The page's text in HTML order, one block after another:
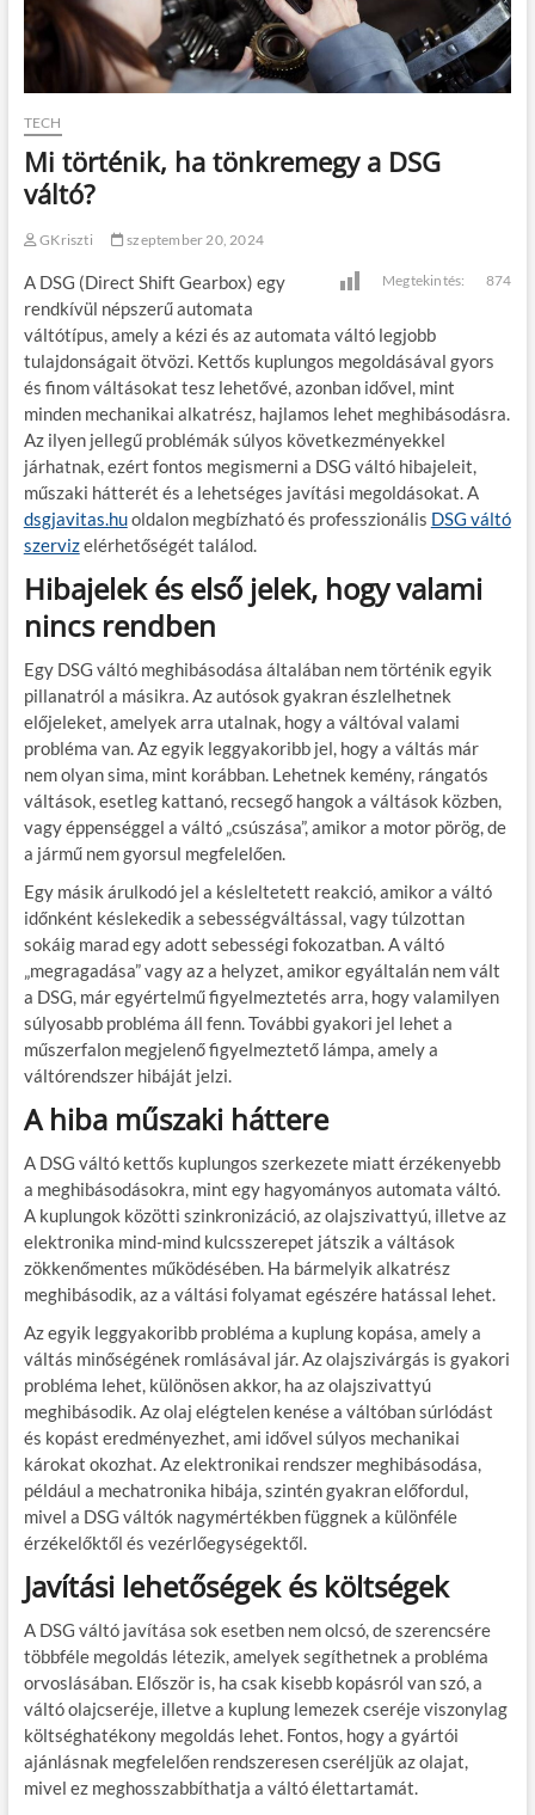
TECH
Mi történik, ha tönkremegy a DSG
váltó?
GKriszti szeptember 20, 2024
Megtekintés: 874
A DSG (Direct Shift Gearbox) egy
rendkívül népszerű automata
váltótípus, amely a kézi és az automata váltó legjobb
tulajdonságait ötvözi. Kettős kuplungos megoldásával gyors
és finom váltásokat tesz lehetővé, azonban idővel, mint
minden mechanikai alkatrész, hajlamos lehet meghibásodásra.
Az ilyen jellegű problémák súlyos következményekkel
járhatnak, ezért fontos megismerni a DSG váltó hibajeleit,
műszaki hátterét és a lehetséges javítási megoldásokat. A
dsgjavitas.huoldalon megbízható és professzionális DSG váltó
szervizelérhetőségét találod.
Hibajelek és első jelek, hogy valami
nincs rendben
Egy DSG váltó meghibásodása általában nem történik egyik
pillanatról a másikra. Az autósok gyakran észlelhetnek
előjeleket, amelyek arra utalnak, hogy a váltóval valami
probléma van. Az egyik leggyakoribb jel, hogy a váltás már
nem olyan sima, mint korábban. Lehetnek kemény, rángatós
váltások, esetleg kattanó, recsegő hangok a váltások közben,
vagy éppenséggel a váltó „csúszása”, amikor a motor pörög, de
a jármű nem gyorsul megfelelően.
Egy másik árulkodó jel a késleltetett reakció, amikor a váltó
időnként késlekedik a sebességváltással, vagy túlzottan
sokáig marad egy adott sebességi fokozatban. A váltó
„megragadása” vagy az a helyzet, amikor egyáltalán nem vált
a DSG, már egyértelmű figyelmeztetés arra, hogy valamilyen
súlyosabb probléma áll fenn. További gyakori jel lehet a
műszerfalon megjelenő figyelmeztető lámpa, amely a
váltórendszer hibáját jelzi.
A hiba műszaki háttere
A DSG váltó kettős kuplungos szerkezete miatt érzékenyebb
a meghibásodásokra, mint egy hagyományos automata váltó.
A kuplungok közötti szinkronizáció, az olajszivattyú, illetve az
elektronika mind-mind kulcsszerepet játszik a váltások
zökkenőmentes működésében. Ha bármelyik alkatrész
meghibásodik, az a váltási folyamat egészére hatással lehet.
Az egyik leggyakoribb probléma a kuplung kopása, amely a
váltás minőségének romlásával jár. Az olajszivárgás is gyakori
probléma lehet, különösen akkor, ha az olajszivattyú
meghibásodik. Az olaj elégtelen kenése a váltóban súrlódást
és kopást eredményezhet, ami idővel súlyos mechanikai
károkat okozhat. Az elektronikai rendszer meghibásodása,
például a mechatronika hibája, szintén gyakran előfordul,
mivel a DSG váltók nagymértékben függnek a különféle
érzékelőktől és vezérlőegységektől.
Javítási lehetőségek és költségek
A DSG váltó javítása sok esetben nem olcsó, de szerencsére
többféle megoldás létezik, amelyek segíthetnek a probléma
orvoslásában. Először is, ha csak kisebb kopásról van szó, a
váltó olajcseréje, illetve a kuplung lemezek cseréje viszonylag
költséghatékony megoldás lehet. Fontos, hogy a gyártói
ajánlásnak megfelelően rendszeresen cseréljük az olajat,
mivel ez meghosszabbíthatja a váltó élettartamát.